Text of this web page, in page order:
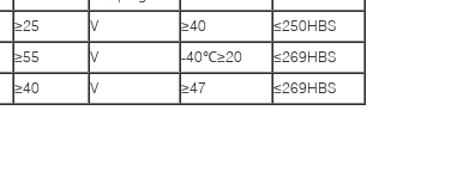
≥25 V ≥40
≤250HBS
≥55 V -40℃≥20
≤269HBS
≥40 V ≥47 ≤269HBS